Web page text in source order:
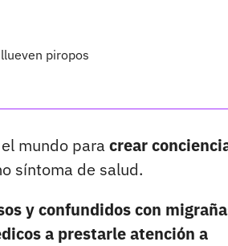
piropos
mundo para crear
síntoma de salud.
y confundidos con
a prestarle atención a